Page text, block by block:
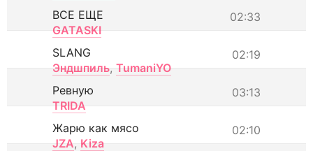
02:33
ВСЕ ЕЩЕ
GATASKI
02:19
SLANG
Эндшпиль, TumaniYO
03:13
Ревную
TRIDA
02:10
Жарю как мясо
JZA, Kiza